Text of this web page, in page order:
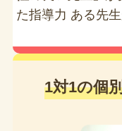
た指導力 ある先
1対1の個